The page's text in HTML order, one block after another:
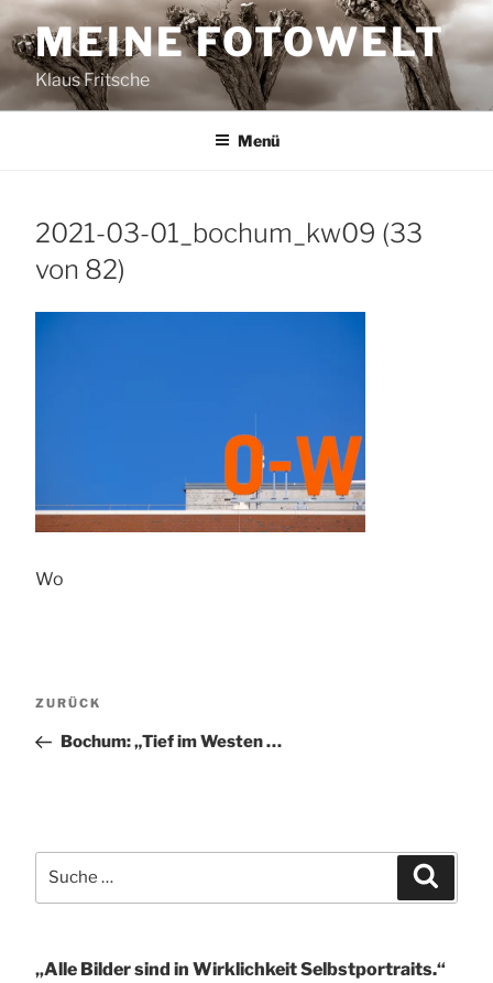
Inhalt
springenMEINE FOTOWELT
Klaus Fritsche
Menü
2021-03-01_bochum_kw09 (33
von 82)
Wo
Vorheriger
ZURÜCK
Bochum: „Tief im Westen …
nach:
„Alle Bilder sind in Wirklichkeit Selbstportraits.“